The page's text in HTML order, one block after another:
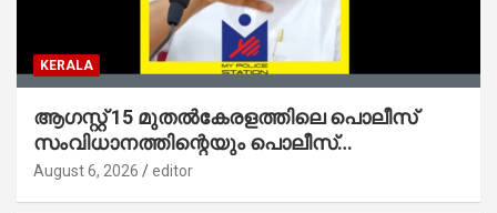
KERALA
ആഗസ്റ്റ് 15 മുതല്‍കേരളത്തിലെ പൊലീസ്
സംവിധാനത്തിന്റെയും പൊലീസ്
സ്റ്റേഷനുകളുടെയും മുഖഛായ മാറുകയാണ് :
August 6, 2026 editor